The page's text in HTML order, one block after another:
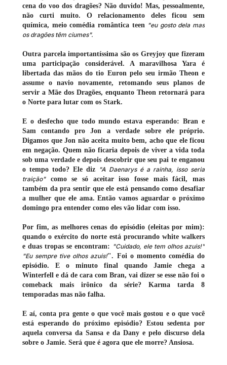
cena do voo dos dragões? Não duvido! Mas, pessoalmente,
não curti muito. O relacionamento deles ficou sem
química, meio comédia romântica teen "eu gosto dela mas
os dragões têm ciumes".
Outra parcela importantíssima são os Greyjoy que fizeram
uma participação considerável. A maravilhosa Yara é
libertada das mãos do tio Euron pelo seu irmão Theon e
assume o navio novamente, retomando seus planos de
servir a Mãe dos Dragões, enquanto Theon retornará para
o Norte para lutar com os Stark.
E o desfecho que todo mundo estava esperando: Bran e
Sam contando pro Jon a verdade sobre ele próprio.
Digamos que Jon não aceita muito bem, acho que ele ficou
em negação. Quem não ficaria depois de viver a vida toda
sob uma verdade e depois descobrir que seu pai te enganou
o tempo todo? Ele diz "A Daenarys é a rainha, isso seria
traição"como se só aceitar isso fosse mais fácil, mas
também da pra sentir que ele está pensando como desafiar
a mulher que ele ama. Então vamos aguardar o próximo
domingo pra entender como eles vão lidar com isso.
Por fim, as melhores cenas do episódio (eleitas por mim):
quando o exército do norte está procurando white walkers
e duas tropas se encontram: "Cuidado, ele tem olhos azuis!"
"Eu sempre tive olhos azuis!". Foi o momento comédia do
episódio. E o minuto final quando Jamie chega a
Winterfell e dá de cara com Bran, vai dizer se esse não foi o
comeback mais irônico da série? Karma tarda 8
temporadas mas não falha.
E aí, conta pra gente o que você mais gostou e o que você
está esperando do próximo episódio? Estou sedenta por
aquela conversa da Sansa e da Dany e pelo discurso dela
sobre o Jamie. Será que é agora que ele morre? Ansiosa.